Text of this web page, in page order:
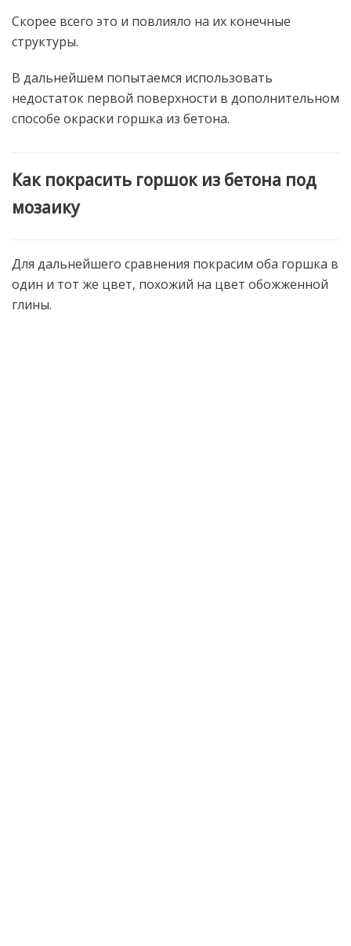
Скорее всего это и повлияло на их конечные
структуры.
В дальнейшем попытаемся использовать
недостаток первой поверхности в дополнительном
способе окраски горшка из бетона.
Как покрасить горшок из бетона под
мозаику
Для дальнейшего сравнения покрасим оба горшка в
один и тот же цвет, похожий на цвет обожженной
глины.